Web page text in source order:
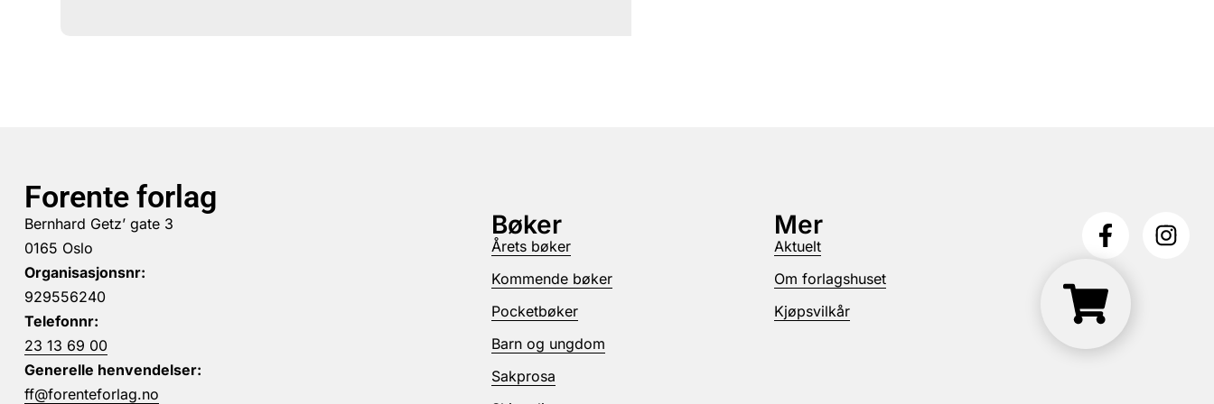
Forente forlag
Bernhard Getz’ gate 3
0165 Oslo
Organisasjonsnr:
929556240
Telefonnr:
23 13 69 00
Generelle henvendelser:
ff@forenteforlag.no
Bøker
Årets bøker
Kommende bøker
Pocketbøker
Barn og ungdom
Sakprosa
Mer
Aktuelt
Om forlagshuset
Kjøpsvilkår